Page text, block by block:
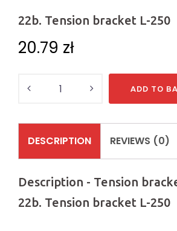
22b. Tension bracket L-250
20.79 zł
ADD TO
DESCRIPTION REVIEWS (0)
Description - Tension
22b. Tension bracket L-250